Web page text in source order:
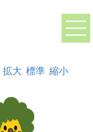
拡大 標準 縮小